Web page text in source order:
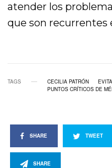
atender los
que son recurrentes
TAGS CECILIA PATRÓN
PUNTOS CRÍTICOS DE
SHARE TWEET
SHARE